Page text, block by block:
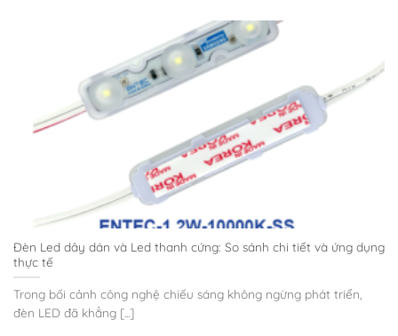
Đèn Led dây dán và Led thanh cứng: So sánh chi tiết và ứng dụng
thực tế
Trong bối cảnh công nghệ chiếu sáng không ngừng phát triển,
đèn LED đã khẳng [...]